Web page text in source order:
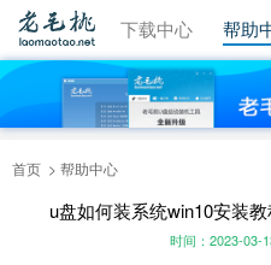
视频教程 下载中心 帮助
首页 帮助中心
u盘如何装系统win10安装
时间：2023-03-